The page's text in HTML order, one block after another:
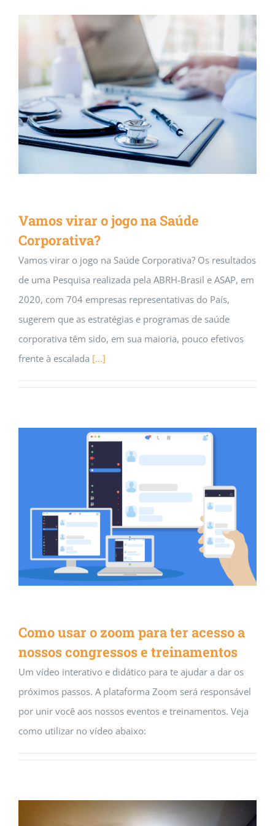
Vamos virar o jogo na Saúde Corporativa?
Artigos Carreira Liderança Mercado Saúde
Vamos virar o jogo na Saúde
Corporativa?
Vamos virar o jogo na Saúde Corporativa? Os resultados
de uma Pesquisa realizada pela ABRH-Brasil e ASAP, em
2020, com 704 empresas representativas do País,
sugerem que as estratégias e programas de saúde
corporativa têm sido, em sua maioria, pouco efetivos
frente à escalada [...]
Como usar o zoom para ter acesso a nossos
congressos e treinamentos
Artigos Carreira
Como usar o zoom para ter acesso a
nossos congressos e treinamentos
Um vídeo interativo e didático para te ajudar a dar os
próximos passos. A plataforma Zoom será responsável
por unir você aos nossos eventos e treinamentos. Veja
como utilizar no vídeo abaixo: